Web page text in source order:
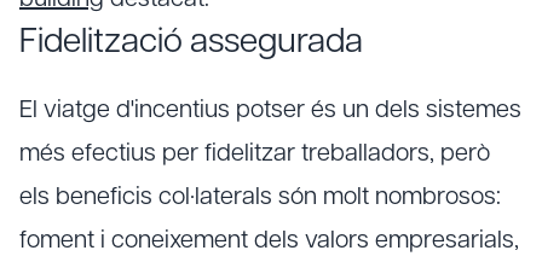
Fidelització assegurada
El viatge d'incentius potser és un dels sistemes
més efectius per fidelitzar treballadors, però
els beneficis col·laterals són molt nombrosos:
foment i coneixement dels valors empresarials,